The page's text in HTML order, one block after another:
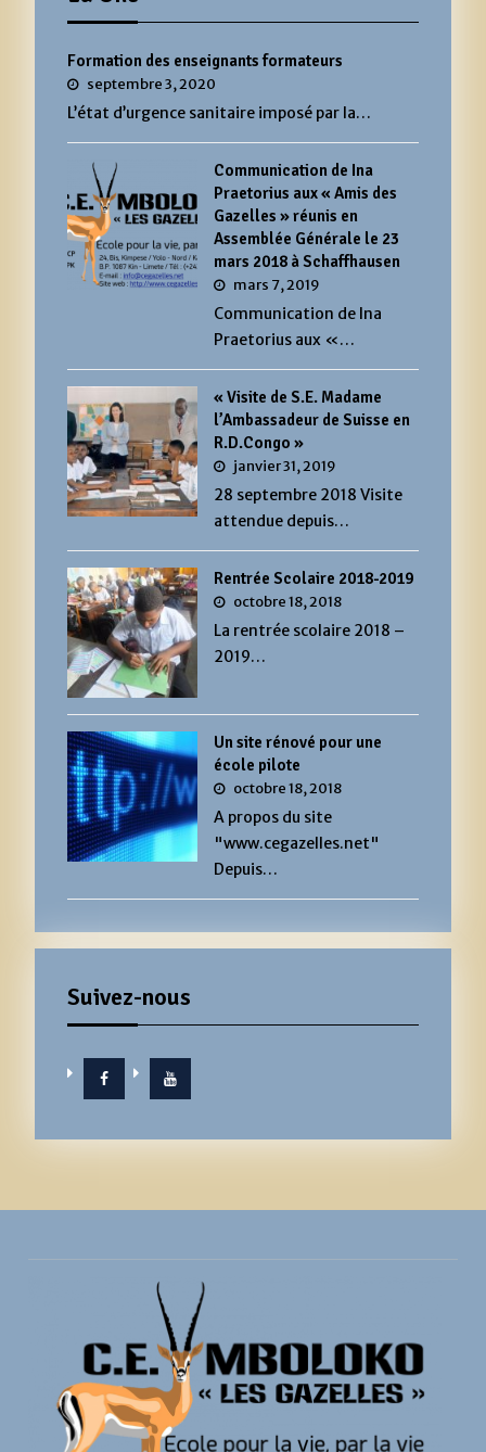
Formation des enseignants formateurs
septembre 3, 2020
L’état d’urgence sanitaire imposé par la…
Communication de Ina
Praetorius aux « Amis des
Gazelles » réunis en
Assemblée Générale le 23
mars 2018 à Schaffhausen
mars 7, 2019
Communication de Ina
Praetorius aux «…
« Visite de S.E. Madame
l’Ambassadeur de Suisse en
R.D.Congo »
janvier 31, 2019
28 septembre 2018 Visite
attendue depuis…
Rentrée Scolaire 2018-2019
octobre 18, 2018
La rentrée scolaire 2018 –
2019…
Un site rénové pour une
école pilote
octobre 18, 2018
A propos du site
"www.cegazelles.net"
Depuis…
Suivez-nous